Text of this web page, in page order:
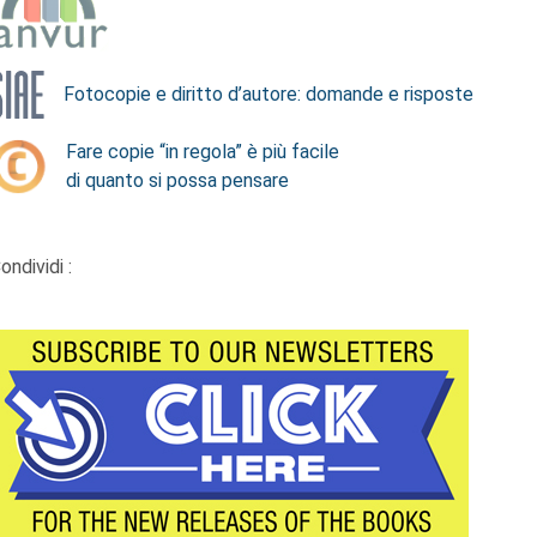
Fotocopie e diritto d’autore: domande e risposte
Fare copie “in regola” è più facile
di quanto si possa pensare
: